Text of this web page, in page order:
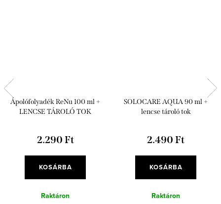
Ápolófolyadék ReNu 100 ml +
LENCSE TÁROLÓ TOK
2.290 Ft
KOSÁRBA
Raktáron
SOLOCARE AQUA 90 ml +
lencse tároló tok
2.490 Ft
KOSÁRBA
Raktáron